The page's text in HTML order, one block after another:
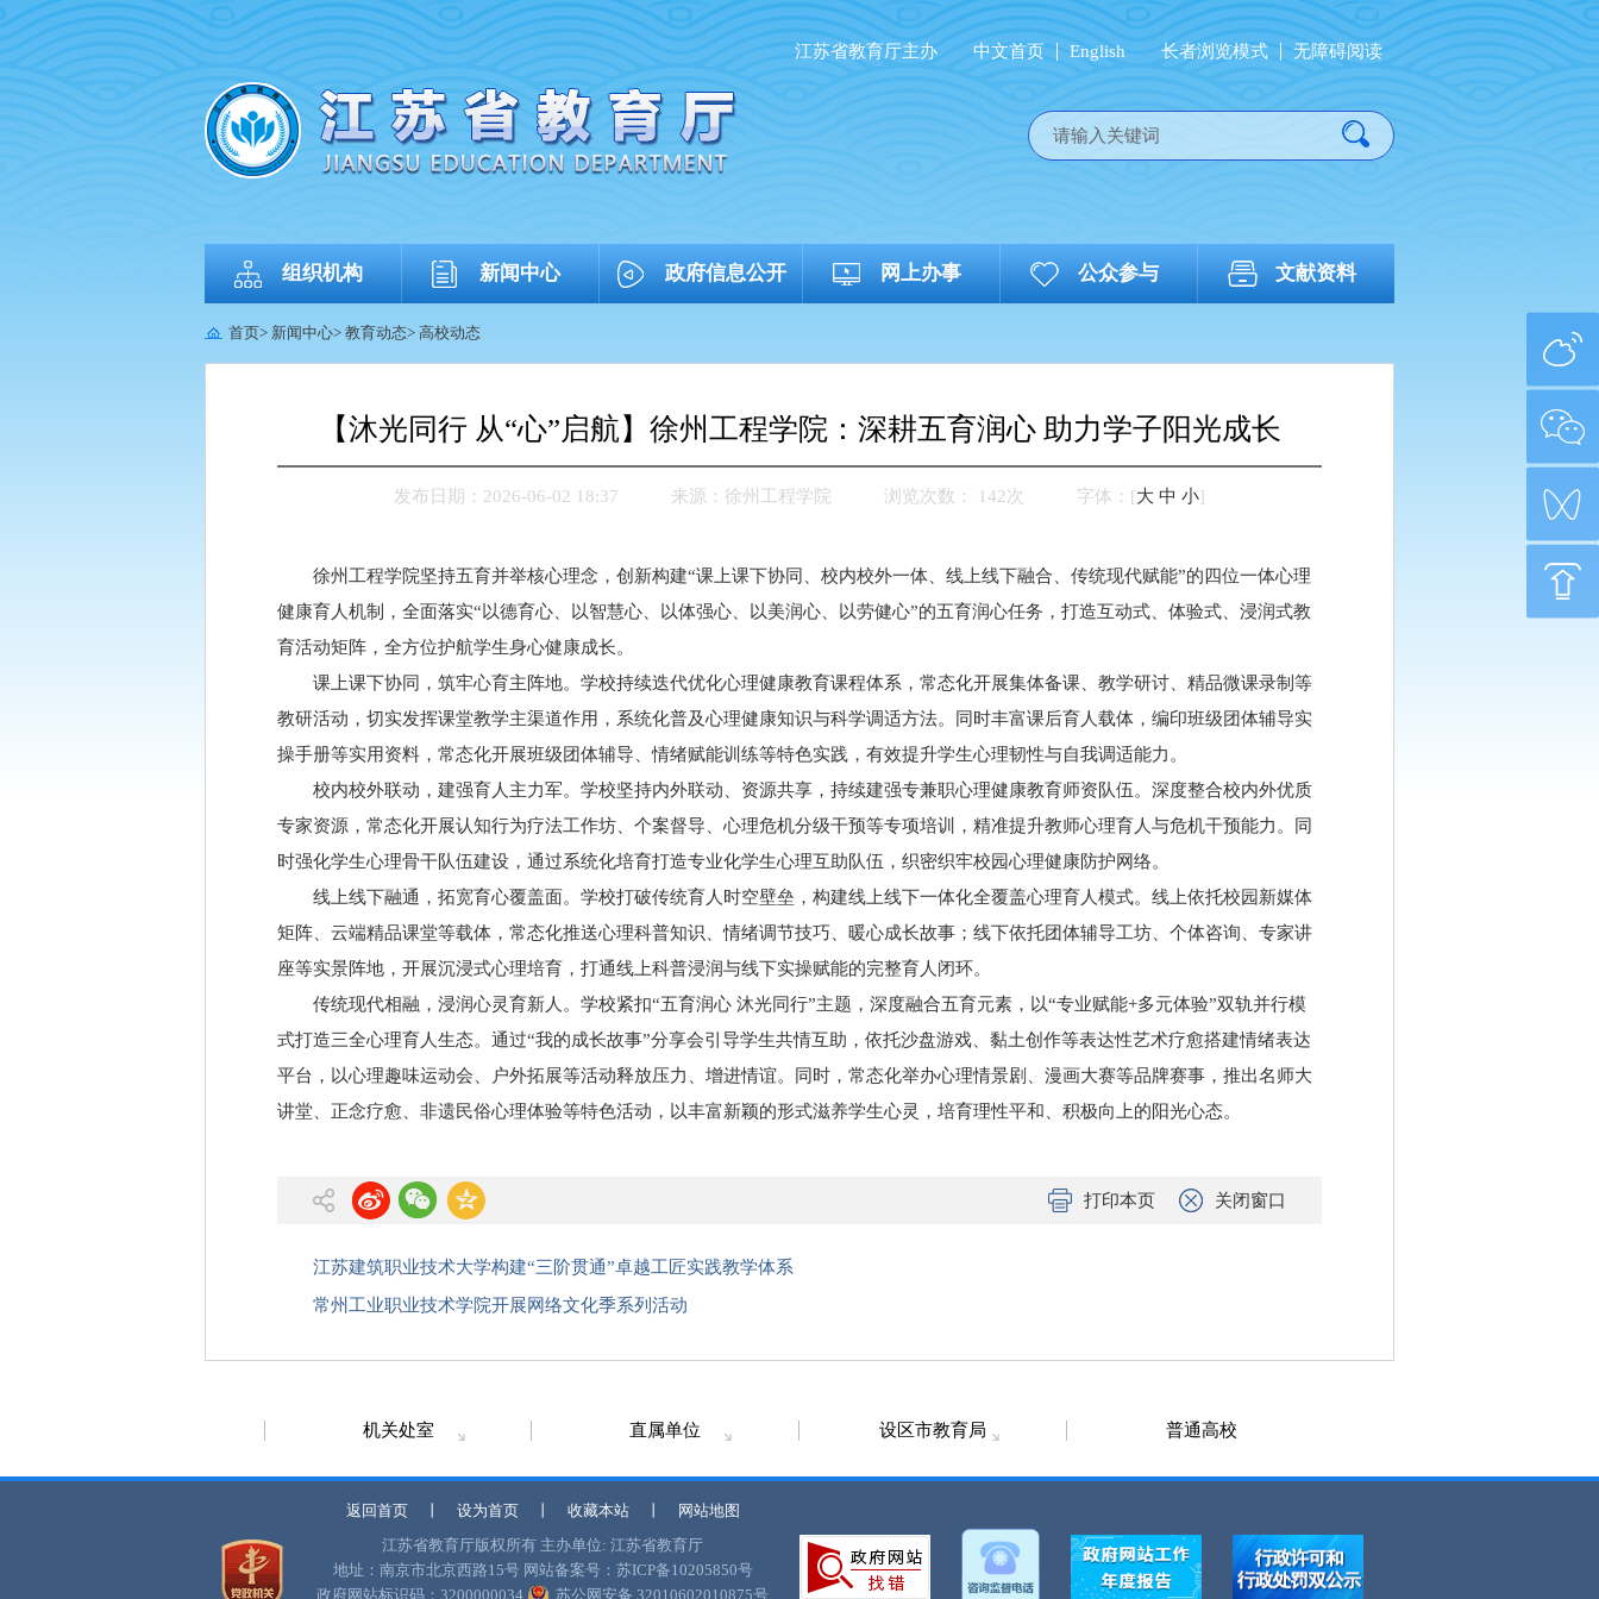
江苏省教育厅主办 中文首页 English 长者浏览模式 无障碍阅读
组织机构 新闻中心 政府信息公开 网上办事 公众参与 文献资料
首页> 新闻中心> 教育动态> 高校动态
【沐光同行 从“心”启航】徐州工程学院：深耕五育润心 助力学子阳光成长
发布日期：2026-06-02 18:37 来源： 徐州工程学院 浏览次数： 142次 字体： [大 中 小]
徐州工程学院坚持五育并举核心理念，创新构建“课上课下协同、校内校外一体、线上线下融合、传统现代赋能”的四位一体心理
健康育人机制，全面落实“以德育心、以智慧心、以体强心、以美润心、以劳健心”的五育润心任务，打造互动式、体验式、浸润式教
育活动矩阵，全方位护航学生身心健康成长。
课上课下协同，筑牢心育主阵地。学校持续迭代优化心理健康教育课程体系，常态化开展集体备课、教学研讨、精品微课录制等
教研活动，切实发挥课堂教学主渠道作用，系统化普及心理健康知识与科学调适方法。同时丰富课后育人载体，编印班级团体辅导实
操手册等实用资料，常态化开展班级团体辅导、情绪赋能训练等特色实践，有效提升学生心理韧性与自我调适能力。
校内校外联动，建强育人主力军。学校坚持内外联动、资源共享，持续建强专兼职心理健康教育师资队伍。深度整合校内外优质
专家资源，常态化开展认知行为疗法工作坊、个案督导、心理危机分级干预等专项培训，精准提升教师心理育人与危机干预能力。同
时强化学生心理骨干队伍建设，通过系统化培育打造专业化学生心理互助队伍，织密织牢校园心理健康防护网络。
线上线下融通，拓宽育心覆盖面。学校打破传统育人时空壁垒，构建线上线下一体化全覆盖心理育人模式。线上依托校园新媒体
矩阵、云端精品课堂等载体，常态化推送心理科普知识、情绪调节技巧、暖心成长故事；线下依托团体辅导工坊、个体咨询、专家讲
座等实景阵地，开展沉浸式心理培育，打通线上科普浸润与线下实操赋能的完整育人闭环。
传统现代相融，浸润心灵育新人。学校紧扣“五育润心 沐光同行”主题，深度融合五育元素，以“专业赋能+多元体验”双轨并行模
式打造三全心理育人生态。通过“我的成长故事”分享会引导学生共情互助，依托沙盘游戏、黏土创作等表达性艺术疗愈搭建情绪表达
平台，以心理趣味运动会、户外拓展等活动释放压力、增进情谊。同时，常态化举办心理情景剧、漫画大赛等品牌赛事，推出名师大
讲堂、正念疗愈、非遗民俗心理体验等特色活动，以丰富新颖的形式滋养学生心灵，培育理性平和、积极向上的阳光心态。
打印本页 关闭窗口
江苏建筑职业技术大学构建“三阶贯通”卓越工匠实践教学体系
常州工业职业技术学院开展网络文化季系列活动
机关处室 直属单位 设区市教育局 普通高校
返回首页 设为首页 收藏本站
网站地图
江苏省教育厅版权所有 主办单位: 江苏省教育厅
地址：南京市北京西路15号 网站备案号：苏ICP备10205850号
政府网站标识码：3200000034
苏公网安备 32010602010875号